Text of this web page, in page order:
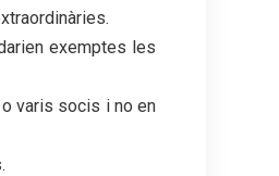
exemptes les
varis socis i no en